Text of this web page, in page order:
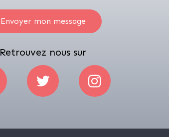
Envoyer mon message
Retrouvez nous sur